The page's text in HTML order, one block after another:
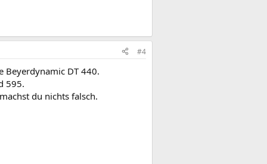
#4
Beyerdynamic DT 440.
595.
du nichts falsch.